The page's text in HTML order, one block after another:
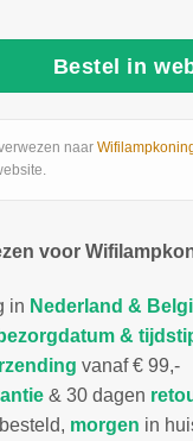
Bestel in
naar
voor
in Nederland &
bezorgdatum &
vanaf € 99,-
& 30 dagen
morgen in